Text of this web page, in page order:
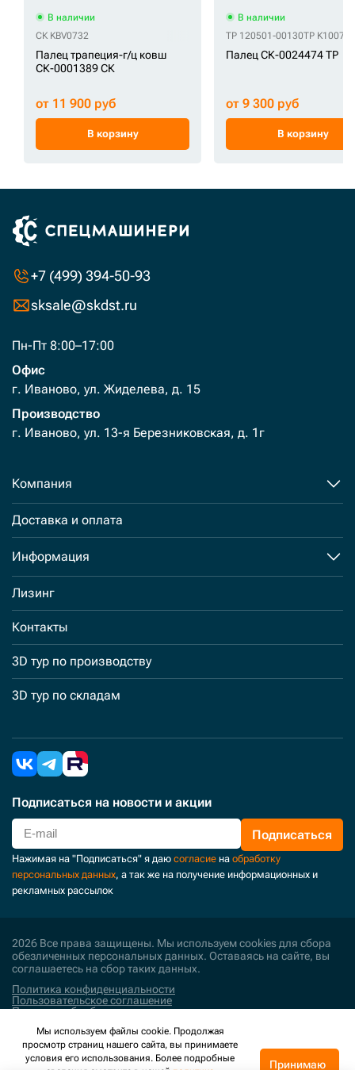
В наличии
СК KBV0732
Палец трапеция-г/ц ковш
СК-0001389 СК
от 11 900 руб
В корзину
В наличии
TP 120501-00130TP
Палец СК-0024474 TP
от 9 300 руб
В корзину
+7 (499) 394-50-93
sksale@skdst.ru
Пн-Пт 8:00–17:00
Офис
г. Иваново, ул. Жиделева, д. 15
Производство
г. Иваново, ул. 13-я Березниковская, д. 1г
Компания
Доставка и оплата
Информация
Лизинг
Контакты
3D тур по производству
3D тур по складам
Подписаться на новости и акции
Подписаться
Нажимая на "Подписаться" я даю согласие на обработку
персональных данных, а так же на получение информационных и
рекламных рассылок
2026 Все права защищены. Мы используем cookies для сбора
обезличенных персональных данных. Оставаясь на сайте, вы
соглашаетесь на сбор таких данных.
Политика конфиденциальности
Пользовательское соглашение
Политика обработки персональных данных
Поддержка и развитие
Мы используем файлы cookie. Продолжая
просмотр страниц нашего сайта, вы принимаете
условия его использования. Более подробные
Принимаю